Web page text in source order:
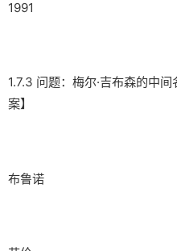
1991
1.7.3 问题：梅尔·吉布森的中
案】
布鲁诺